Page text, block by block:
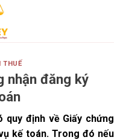
THUẾ
nhận đăng ký
quy định về Giấy chứng
kế toán. Trong đó nếu